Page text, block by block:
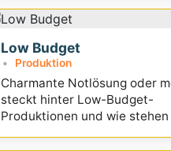
Low Budget
Produktion
Charmante Notlösung oder
steckt hinter Low-Budget-
Produktionen und wie